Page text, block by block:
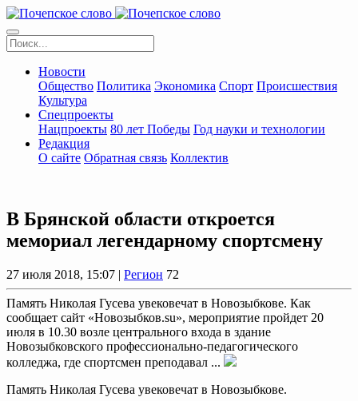
Новости
Общество Политика Экономика Спорт Происшествия
Культура
Спецпроекты
Нацпроекты 80 лет Победы Год науки и технологии
Редакция
О сайте Обратная связь Коллектив
В Брянской области откроется
мемориал легендарному спортсмену
27 июля 2018, 15:07 | Регион 72
Память Николая Гусева увековечат в Новозыбкове. Как
сообщает сайт «Новозыбков.su», мероприятие пройдет 20
июля в 10.30 возле центрального входа в здание
Новозыбковского профессионально-педагогического
колледжа, где спортсмен преподавал ...
Память Николая Гусева увековечат в Новозыбкове.